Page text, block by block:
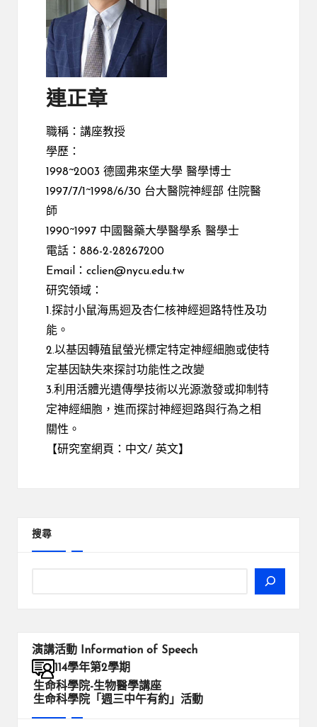
連正章
職稱：講座教授
學歷：
1998~2003 德國弗來堡大學 醫學博士
1997/7/1~1998/6/30 台大醫院神經部 住院醫
師
1990~1997 中國醫藥大學醫學系 醫學士
電話：886-2-28267200
Email： cclien@nycu.edu.tw
研究領域：
1.探討小鼠海馬迴及杏仁核神經迴路特性及功
能。
2.以基因轉殖鼠螢光標定特定神經細胞或使特
定基因缺失來探討功能性之改變
3.利用活體光遺傳學技術以光源激發或抑制特
定神經細胞，進而探討神經迴路與行為之相
關性。
【研究室網頁： 中文/ 英文】
搜尋
演講活動 Information of Speech
114學年第2學期
生命科學院-生物醫學講座
生命科學院「週三中午有約」活動